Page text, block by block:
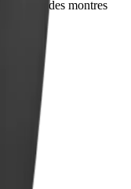
acheter des montres